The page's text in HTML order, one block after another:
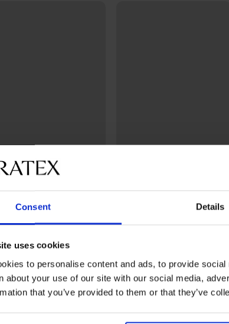
Consent Details
uses cookies
to personalise content and ads, to provide
about your use of our site with our social media,
that you’ve provided to them or that they’ve
БЕЗПЛАТНО
глезена
3PACK спортни чорапи
17,99 €
Открийте